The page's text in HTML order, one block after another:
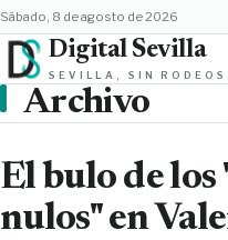
sábado, 8 de agosto de 2026
Digital Sevilla
SEVILLA, SIN RODEOS
Archivo
El bulo de
nulos" en